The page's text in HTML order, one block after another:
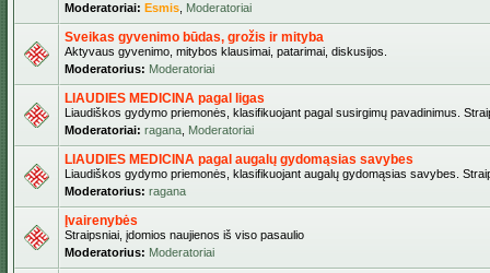
Moderatoriai: Esmis Moderatoriai
Sveikas gyvenimo būdas, grožis ir mityba
Aktyvaus gyvenimo, mitybos klausimai, patarimai, diskusijos.
Moderatorius: Moderatoriai
LIAUDIES MEDICINA pagal ligas
Liaudiškos gydymo priemonės, klasifikuojant pagal susirgimų pavadinimus.
Moderatoriai: ragana Moderatoriai
LIAUDIES MEDICINA pagal augalų gydomąsias savybes
Liaudiškos gydymo priemonės, klasifikuojant augalų gydomąsias savybes.
Moderatorius: ragana
Įvairenybės
Straipsniai, įdomios naujienos iš viso pasaulio
Moderatorius: Moderatoriai